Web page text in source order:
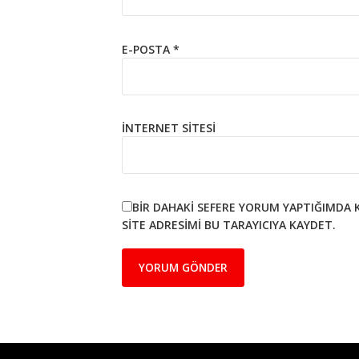
E-POSTA *
İNTERNET SITESI
BIR DAHAKI SEFERE YORUM
SITE ADRESIMI BU TARAYICIYA KAYDET.